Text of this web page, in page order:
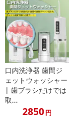
口内洗浄器 歯間ジ
ェットウォッシャー
| 歯ブラシだけでは
取...
2850円